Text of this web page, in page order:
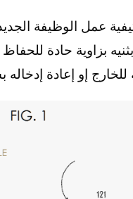
بزاوية حادة
إو إعادة